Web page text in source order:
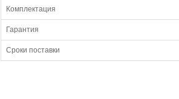
Комплектация
Гарантия
Сроки поставки